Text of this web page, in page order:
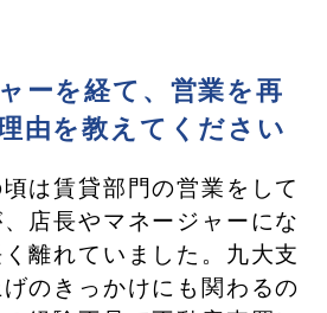
ーを経て、営業を再
由を教えてください
は賃貸部門の営業をして
店長やマネージャーにな
く離れていました。九大支
のきっかけにも関わるの